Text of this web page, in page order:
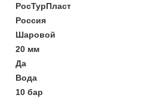
РосТурПласт
Россия
Шаровой
20 мм
Да
Вода
10 бар